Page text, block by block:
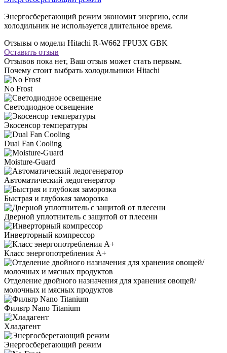
Энергосберегающий режим экономит энергию, если
холодильник не используется длительное время.
Отзывы о модели Hitachi R-W662 FPU3X GBK
Оставить отзыв
Отзывов пока нет, Ваш отзыв может стать первым.
Почему стоит выбрать холодильники Hitachi
No Frost
Светодиодное освещение
Экосенсор температуры
Dual Fan Cooling
Moisture-Guard
Автоматический ледогенератор
Быстрая и глубокая заморозка
Дверной уплотнитель с защитой от плесени
Инверторный компрессор
Класс энергопотребления А+
Отделение двойного назначения для хранения овощей/
молочных и мясных продуктов
Фильтр Nano Titanium
Хладагент
Энергосберегающий режим